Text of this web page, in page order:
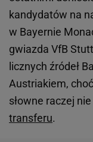
kandydatów na
w Bayernie
gwiazda VfB
licznych źródeł
Austriakiem,
słowne raczej
transferu.